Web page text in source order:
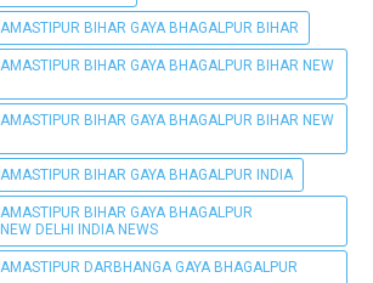
BIHAR GAYA BHAGALPUR BIHAR
BIHAR GAYA BHAGALPUR BIHAR NEW
BIHAR GAYA BHAGALPUR BIHAR NEW
BIHAR GAYA BHAGALPUR INDIA
BIHAR GAYA BHAGALPUR
DELHI INDIA NEWS
DARBHANGA GAYA BHAGALPUR